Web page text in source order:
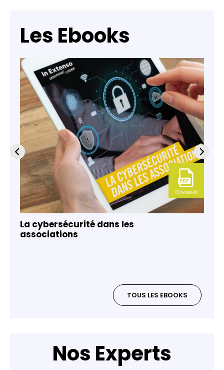
Les Ebooks
La cybersécurité dans les
associations
TOUS LES EBOOKS
Nos Experts